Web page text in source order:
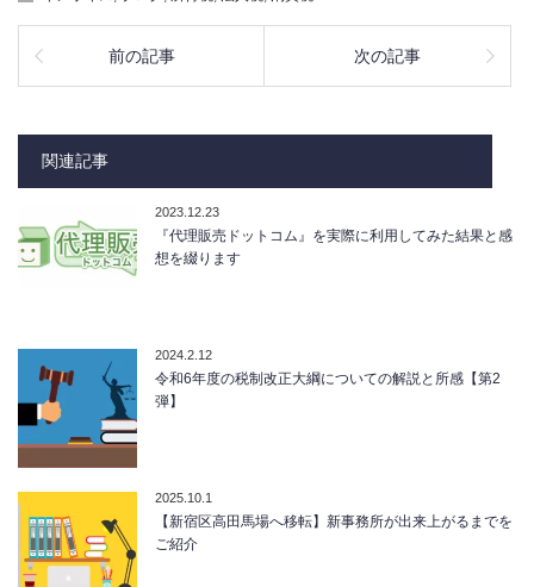
前の記事 次の記事
関連記事
2023.12.23
『代理販売ドットコム』を実際に利用してみた結果と感
想を綴ります
2024.2.12
令和6年度の税制改正大綱についての解説と所感【第2
弾】
2025.10.1
【新宿区高田馬場へ移転】新事務所が出来上がるまでを
ご紹介